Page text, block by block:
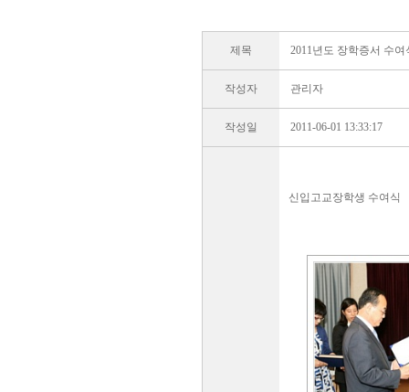
제목 2011년도 장학증서 수
작성자 관리자
작성일 2011-06-01 13:33:17
신입고교장학생 수여식